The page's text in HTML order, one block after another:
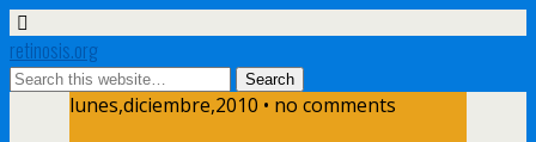
retinosis.org
lunes,diciembre,2010 • no comments